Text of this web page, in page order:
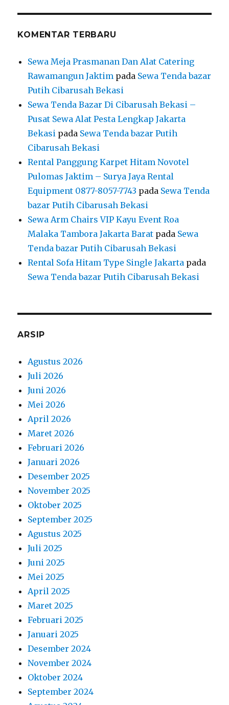
KOMENTAR TERBARU
Sewa Meja Prasmanan Dan Alat Catering
Rawamangun Jaktim pada Sewa Tenda bazar
Putih Cibarusah Bekasi
Sewa Tenda Bazar Di Cibarusah Bekasi –
Pusat Sewa Alat Pesta Lengkap Jakarta
Bekasi pada Sewa Tenda bazar Putih
Cibarusah Bekasi
Rental Panggung Karpet Hitam Novotel
Pulomas Jaktim – Surya Jaya Rental
Equipment 0877-8057-7743 pada Sewa Tenda
bazar Putih Cibarusah Bekasi
Sewa Arm Chairs VIP Kayu Event Roa
Malaka Tambora Jakarta Barat pada Sewa
Tenda bazar Putih Cibarusah Bekasi
Rental Sofa Hitam Type Single Jakarta pada
Sewa Tenda bazar Putih Cibarusah Bekasi
ARSIP
Agustus 2026
Juli 2026
Juni 2026
Mei 2026
April 2026
Maret 2026
Februari 2026
Januari 2026
Desember 2025
November 2025
Oktober 2025
September 2025
Agustus 2025
Juli 2025
Juni 2025
Mei 2025
April 2025
Maret 2025
Februari 2025
Januari 2025
Desember 2024
November 2024
Oktober 2024
September 2024